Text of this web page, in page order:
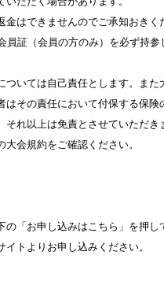
金はできませんのでご承知おきく
員証（会員の方のみ）を必ず持参
ついては自己責任とします。また
はその責任において付保する保険
それ以上は免責とさせていただき
大会規約をご確認ください。
の「お申し込みはこちら」を押し
イトよりお申し込みください。